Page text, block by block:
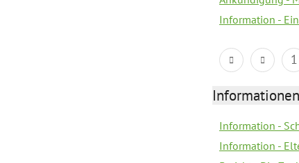
Information -
1
Information -
Information -